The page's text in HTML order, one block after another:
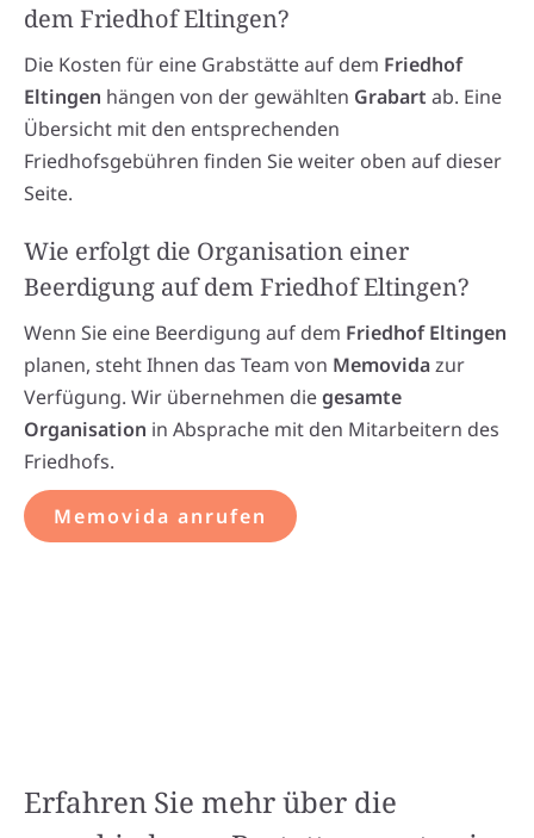
dem Friedhof Eltingen?
Die Kosten für eine Grabstätte auf dem Friedhof
Eltingen hängen von der gewählten Grabart ab. Eine
Übersicht mit den entsprechenden
Friedhofsgebühren finden Sie weiter oben auf dieser
Seite.
Wie erfolgt die Organisation einer
Beerdigung auf dem Friedhof Eltingen?
Wenn Sie eine Beerdigung auf dem Friedhof Eltingen
planen, steht Ihnen das Team von Memovidazur
Verfügung. Wir übernehmen diegesamte
Organisation in Absprache mit den Mitarbeitern des
Friedhofs.
Memovida anrufen
Erfahren Sie mehr über die